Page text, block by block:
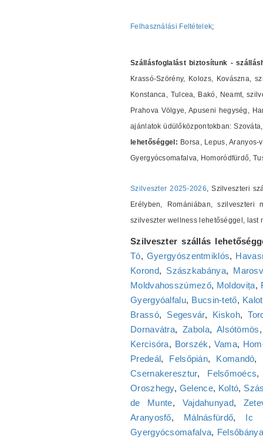
Felhasználási Feltételek;
Szállásfoglalást biztosítunk -
Krassó-Szörény, Kolozs, Kovászna,
Konstanca, Tulcea, Bakó, Neamt,
Prahova Völgye, Apuseni hegység,
ajánlatok üdülőközpontokban:
lehetőséggel: Borsa, Lepus,
Gyergyócsomafalva, Homoródfürdő,
Szilveszter 2025-2026, Szilveszteri
Erélyben, Romániában, szilveszteri
szilveszter wellness lehetőséggel, last
Szilveszter szállás
Tó, Gyergyószentmiklós,
Korond, Szászkabánya,
Moldvahosszúmező, Moldovița,
Gyergyóalfalu, Bucsin-tető,
Brassó, Segesvár, Kiskoh,
Dornavátra,Zabola, Alsótömös
Kercisóra, Borszék, Vama,
Predeál, Felsőpián, Komandó,
Csernakeresztur, Felsőmoécs
Oroszhegy, Gelence, Koltó,
de Munte, Vajdahunyad,
Aranyosfő, Málnásfürdő, Ic
Gyergyócsomafalva, Felsőbánya